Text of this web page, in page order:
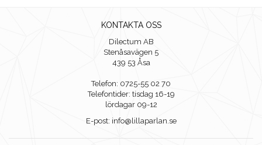
KONTAKTA OSS
Dilectum AB
Stenåsavägen 5
439 53 Åsa
Telefon: 0725-55 02 70
Telefontider: tisdag 16-19
lördagar 09-12
E-post: info@lillaparlan.se